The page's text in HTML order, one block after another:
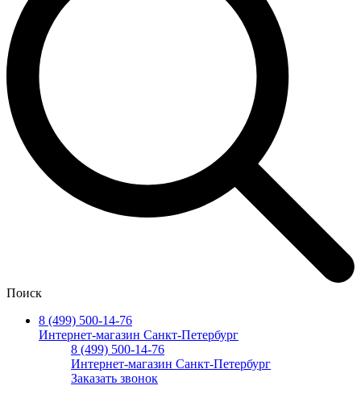
Поиск
8 (499) 500-14-76
Интернет-магазин Санкт-Петербург
8 (499) 500-14-76
Интернет-магазин Санкт-Петербург
Заказать звонок